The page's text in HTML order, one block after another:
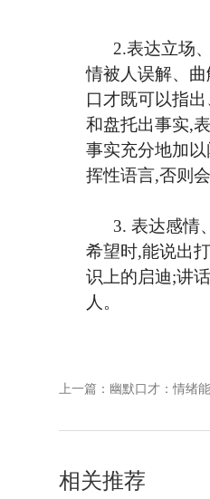
2.表达立场
情被人误解、
口才既可以指
和盘托出事实,
事实充分地加
挥性语言,否则
3. 表达感情
希望时,能说出
识上的启迪;讲
人。
上一篇：幽默口才：情绪
相关推荐